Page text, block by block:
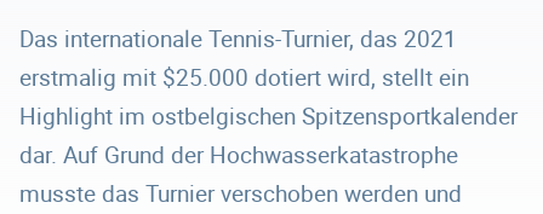
Das internationale Tennis-Turnier, das 2021
erstmalig mit $25.000 dotiert wird, stellt ein
Highlight im ostbelgischen Spitzensportkalender
dar. Auf Grund der Hochwasserkatastrophe
musste das Turnier verschoben werden und